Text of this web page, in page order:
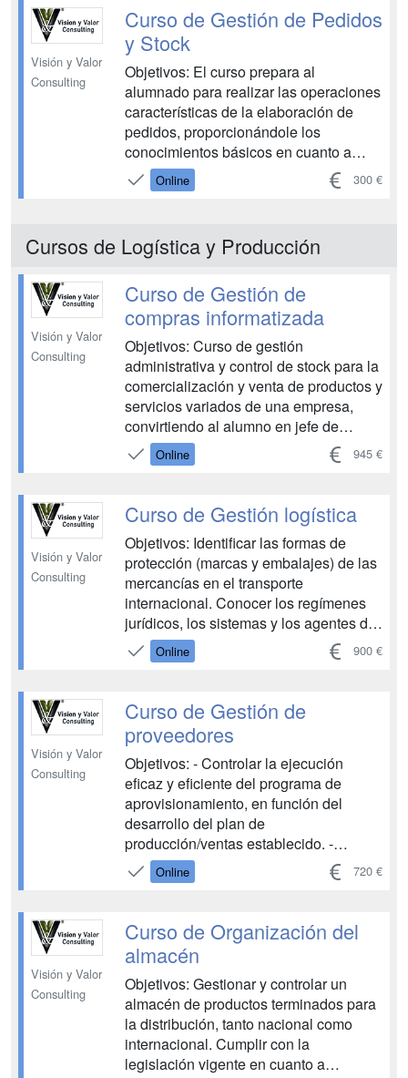
diferentes necesidades y
requerimientos necesarios para la ges...
Visión y Valor
Consulting
Curso de Gestión de Pedidos
y Stock
Objetivos: El curso prepara al
alumnado para realizar las operaciones
características de la elaboración de
pedidos, proporcionándole los
conocimientos básicos en cuanto a
equipos y sistemas. Además, va a
aprender a diferenciar entre envase y
estos. Finalmente, se formará en la
prepara...
Online 300 €
Cursos de Logística y Producción
Visión y Valor
Consulting
Curso de Gestión de
compras informatizada
Objetivos: Curso de gestión
administrativa y control de stock para la
comercialización y venta de productos y
servicios variados de una empresa,
convirtiendo al alumno en jefe de
compras a nivel profesional....
Online 945 €
Visión y Valor
Consulting
Curso de Gestión logística
Objetivos: Identificar las formas de
protección (marcas y embalajes) de las
mercancías en el transporte
internacional. Conocer los regímenes
jurídicos, los sistemas y los agentes de
los diferentes medios del transporte
internacional. Identificar e interpretar
diferentes medios que intervienen en el
transporte internacional....
Online 900 €
Visión y Valor
Consulting
Curso de Gestión de
proveedores
Objetivos: - Controlar la ejecución
eficaz y eficiente del programa de
aprovisionamiento, en función del
desarrollo del plan de
producción/ventas establecido. -
Acordar con los proveedores el
desarrollo de los flujos de
las condiciones y/o márgenes
establecidos en el contrato de compra
Online 720 €
Visión y Valor
Consulting
Curso de Organización del
almacén
Objetivos: Gestionar y controlar un
almacén de productos terminados para
la distribución, tanto nacional como
internacional. Cumplir con la
legislación vigente en cuanto a